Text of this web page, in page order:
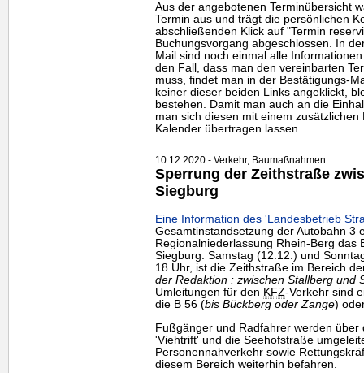
Aus der angebotenen Terminübersicht
Termin aus und trägt die persönlichen
abschließenden Klick auf "Termin
Buchungsvorgang abgeschlossen. In
Mail sind noch einmal alle
den Fall, dass man den vereinbarten
muss, findet man in der Bestätigungs-
keiner dieser beiden Links angeklickt,
bestehen. Damit man auch an die
man sich diesen mit einem
Kalender übertragen lassen.
10.12.2020 - Verkehr, Baumaßnahmen:
Sperrung der Zeithstraße
Siegburg
Eine Information des 'Landesbetrieb
Gesamtinstandsetzung der Autobahn 3
Regionalniederlassung Rhein-Berg das
Siegburg. Samstag (12.12.) und
18 Uhr, ist die Zeithstraße im Bereich
der Redaktion : zwischen Stallberg und
Umleitungen für den KFZ-Verkehr sind
die B 56 (bis Bückberg oder Zange)
Fußgänger und Radfahrer werden
'Viehtrift' und die Seehofstraße
Personennahverkehr sowie
diesem Bereich weiterhin befahren.